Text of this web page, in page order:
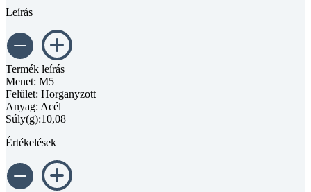
Leírás
Termék leírás
Menet: M5
Felület: Horganyzott
Anyag: Acél
Súly(g):10,08
Értékelések